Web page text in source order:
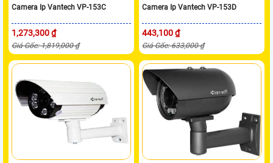
Camera Ip Vantech VP-153C
1,273,300 ₫
Giá Gốc: 1,819,000 ₫
Camera Ip Vantech VP-153D
443,100 ₫
Giá Gốc: 633,000 ₫